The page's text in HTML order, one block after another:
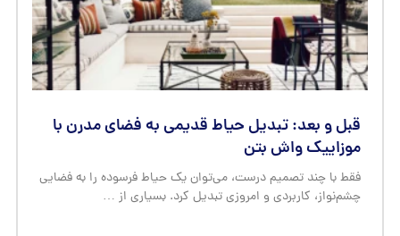
قبل و بعد: تبدیل حیاط قدیمی به فضای مدرن با
موزاییک واش بتن
فقط با چند تصمیم درست، می‌توان یک حیاط فرسوده را به فضایی
چشم‌نواز، کاربردی و امروزی تبدیل کرد. بسیاری از …